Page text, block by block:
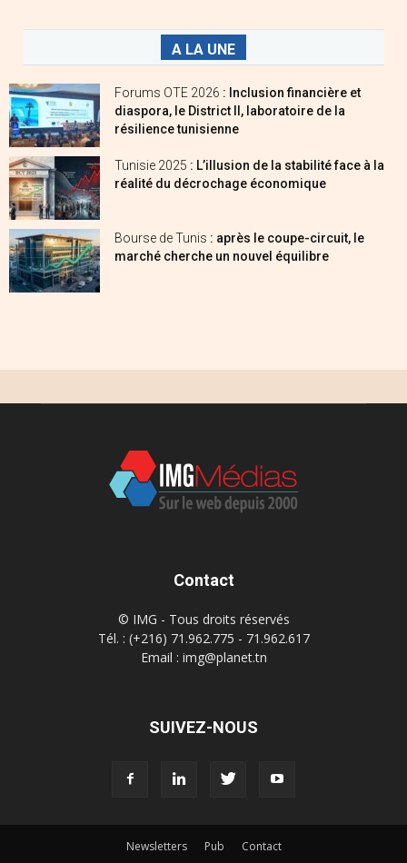
A LA UNE
Forums OTE 2026 : Inclusion financière et
diaspora, le District II, laboratoire de la
résilience tunisienne
Tunisie 2025 : L’illusion de la stabilité face à la
réalité du décrochage économique
Bourse de Tunis : après le coupe-circuit, le
marché cherche un nouvel équilibre
Contact
© IMG - Tous droits réservés
Tél. : (+216) 71.962.775 - 71.962.617
Email : img@planet.tn
SUIVEZ-NOUS
Newsletters Pub Contact